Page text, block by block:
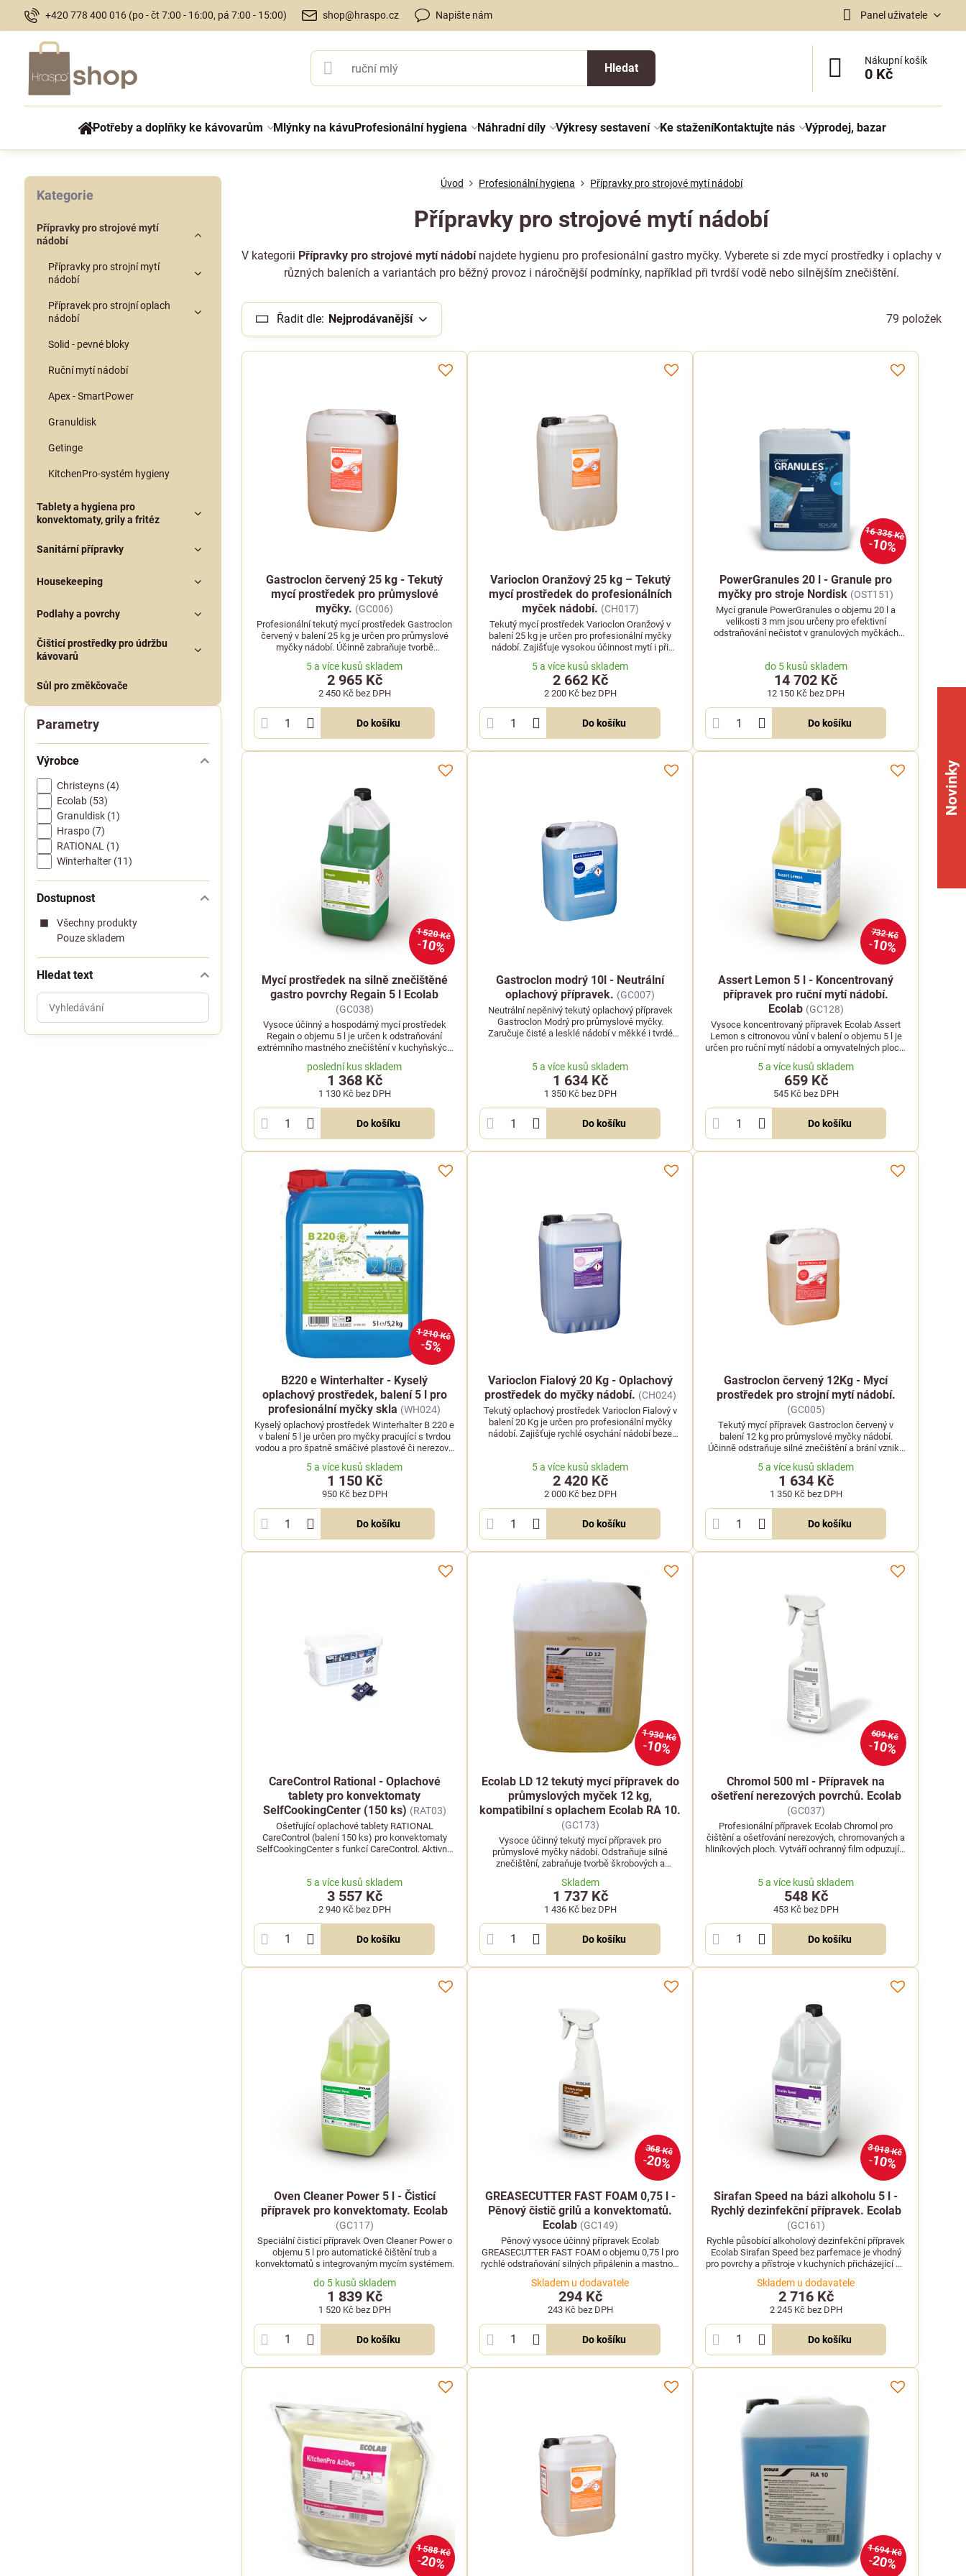
+420 778 400 016 (po - čt 7:00 - 16:00, pá 7:00 - 15:00) shop@hraspo.cz Napište nám Panel uživatele
Hledat
Nákupní košík
0 Kč
Potřeby a doplňky ke kávovarům Mlýnky na kávuProfesionální hygiena Náhradní díly Výkresy sestavení Ke staženíKontaktujte nás Výprodej, bazar
Úvod Profesionální hygiena Přípravky pro strojové mytí nádobí
Přípravky pro strojové mytí nádobí
V kategorii Přípravky pro strojové mytí nádobínajdete hygienu pro profesionální gastro myčky. Vyberete si zde mycí prostředky i oplachy v
různých baleních a variantách pro běžný provoz i náročnější podmínky, například při tvrdší vodě nebo silnějším znečištění.
Řadit dle: Nejprodávanější 79 položek
Gastroclon červený 25 kg - Tekutý
mycí prostředek pro průmyslové
myčky. (GC006)
Profesionální tekutý mycí prostředek Gastroclon
červený v balení 25 kg je určen pro průmyslové
myčky nádobí. Účinně zabraňuje tvorbě
vápenatých i škrobových povlaků na nádobí a
není vhodný pro mytí kovů.
5 a více kusů skladem
2 965 Kč
2 450 Kč bez DPH
Do košíku
Varioclon Oranžový 25 kg – Tekutý
mycí prostředek do profesionálních
myček nádobí. (CH017)
Tekutý mycí prostředek Varioclon Oranžový v
balení 25 kg je určen pro profesionální myčky
nádobí. Zajišťuje vysokou účinnost mytí i při
silném znečištění a je ideální pro gastro provozy,
restaurace a jídelny.
5 a více kusů skladem
2 662 Kč
2 200 Kč bez DPH
Do košíku
16 335 Kč
10%
PowerGranules 20 l - Granule pro
myčky pro stroje Nordisk (OST151)
Mycí granule PowerGranules o objemu 20 l a
velikosti 3 mm jsou určeny pro efektivní
odstraňování nečistot v granulových myčkách
do 5 kusů skladem
14 702 Kč
12 150 Kč bez DPH
Do košíku
1 520 Kč
10%
Mycí prostředek na silně znečištěné
gastro povrchy Regain 5 l Ecolab
(GC038)
Vysoce účinný a hospodárný mycí prostředek
Regain o objemu 5 l je určen k odstraňování
extrémního mastného znečištění v kuchyňských
poslední kus skladem
1 368 Kč
1 130 Kč bez DPH
Do košíku
Gastroclon modrý 10l - Neutrální
oplachový přípravek. (GC007)
Neutrální nepěnivý tekutý oplachový přípravek
Gastroclon Modrý pro průmyslové myčky.
Zaručuje čisté a lesklé nádobí v měkké i tvrdé
5 a více kusů skladem
1 634 Kč
1 350 Kč bez DPH
Do košíku
732 Kč
10%
Assert Lemon 5 l - Koncentrovaný
přípravek pro ruční mytí nádobí.
Ecolab (GC128)
Vysoce koncentrovaný přípravek Ecolab Assert
Lemon s citronovou vůní v balení o objemu 5 l je
určen pro ruční mytí nádobí a omyvatelných ploch.
Účinně čistí hrnce, pánve, porcelán i sklo a je
šetrný k rukám.
5 a více kusů skladem
659 Kč
545 Kč bez DPH
Do košíku
1 210 Kč
5%
B220 e Winterhalter - Kyselý
oplachový prostředek, balení 5 l pro
profesionální myčky skla (WH024)
Kyselý oplachový prostředek Winterhalter B 220 e
v balení 5 l je určen pro myčky pracující s tvrdou
vodou a pro špatně smáčivé plastové či nerezové
nádobí.
5 a více kusů skladem
1 150 Kč
950 Kč bez DPH
Do košíku
Varioclon Fialový 20 Kg - Oplachový
prostředek do myčky nádobí. (CH024)
Tekutý oplachový prostředek Varioclon Fialový v
balení 20 Kg je určen pro profesionální myčky
nádobí. Zajišťuje rychlé osychání nádobí beze
5 a více kusů skladem
2 420 Kč
2 000 Kč bez DPH
Do košíku
Gastroclon červený 12Kg - Mycí
prostředek pro strojní mytí nádobí.
(GC005)
Tekutý mycí přípravek Gastroclon červený v
balení 12 kg pro průmyslové myčky nádobí.
Účinně odstraňuje silné znečištění a brání vzniku
povlaků.
5 a více kusů skladem
1 634 Kč
1 350 Kč bez DPH
Do košíku
CareControl Rational - Oplachové
tablety pro konvektomaty
SelfCookingCenter (150 ks) (RAT03)
Ošetřující oplachové tablety RATIONAL
CareControl (balení 150 ks) pro konvektomaty
SelfCookingCenter s funkcí CareControl. Aktivně
5 a více kusů skladem
3 557 Kč
2 940 Kč bez DPH
Do košíku
1 930 Kč
10%
Ecolab LD 12 tekutý mycí přípravek do
průmyslových myček 12 kg,
kompatibilní s oplachem Ecolab RA 10.
(GC173)
Vysoce účinný tekutý mycí přípravek pro
průmyslové myčky nádobí. Odstraňuje silné
znečištění, zabraňuje tvorbě škrobových a
Skladem
1 737 Kč
1 436 Kč bez DPH
Do košíku
609 Kč
10%
Chromol 500 ml - Přípravek na
ošetření nerezových povrchů. Ecolab
(GC037)
Profesionální přípravek Ecolab Chromol pro
čištění a ošetřování nerezových, chromovaných a
hliníkových ploch. Vytváří ochranný film odpuzující
5 a více kusů skladem
548 Kč
453 Kč bez DPH
Do košíku
Oven Cleaner Power 5 l - Čisticí
přípravek pro konvektomaty. Ecolab
(GC117)
Speciální čisticí přípravek Oven Cleaner Power o
objemu 5 l pro automatické čištění trub a
konvektomatů s integrovaným mycím systémem.
do 5 kusů skladem
1 839 Kč
1 520 Kč bez DPH
Do košíku
368 Kč
20%
GREASECUTTER FAST FOAM 0,75 l -
Pěnový čistič grilů a konvektomatů.
Ecolab (GC149)
Pěnový vysoce účinný přípravek Ecolab
GREASECUTTER FAST FOAM o objemu 0,75 l pro
rychlé odstraňování silných připálenin a mastnoty
Skladem u dodavatele
294 Kč
243 Kč bez DPH
Do košíku
3 018 Kč
10%
Sirafan Speed na bázi alkoholu 5 l -
Rychlý dezinfekční přípravek. Ecolab
(GC161)
Rychle působící alkoholový dezinfekční přípravek
Ecolab Sirafan Speed bez parfemace je vhodný
pro povrchy a přístroje v kuchyních přicházející do
Skladem u dodavatele
2 716 Kč
2 245 Kč bez DPH
Do košíku
1 588 Kč
20%
1 694 Kč
20%
Parametry
Výrobce
Christeyns (4)
Ecolab (53)
Granuldisk (1)
Hraspo (7)
RATIONAL (1)
Winterhalter (11)
Dostupnost
Všechny produkty
Pouze skladem
Hledat text
Prohledat
výsledky
filtru
Kategorie
Přípravky pro strojové mytí
nádobí
Přípravky pro strojní mytí
nádobí
Přípravek pro strojní oplach
nádobí
Solid - pevné bloky
Ruční mytí nádobí
Apex - SmartPower
Granuldisk
Getinge
KitchenPro-systém hygieny
Tablety a hygiena pro
konvektomaty, grily a fritéz
Sanitární přípravky
Housekeeping
Podlahy a povrchy
Čišticí prostředky pro údržbu
kávovarů
Sůl pro změkčovače
Novinky